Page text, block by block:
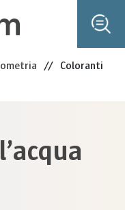
// Coloranti